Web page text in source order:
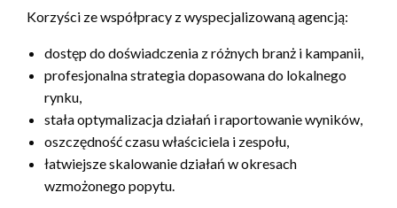
Korzyści ze współpracy z wyspecjalizowaną agencją:
dostęp do doświadczenia z różnych branż i kampanii,
profesjonalna strategia dopasowana do lokalnego
rynku,
stała optymalizacja działań i raportowanie wyników,
oszczędność czasu właściciela i zespołu,
łatwiejsze skalowanie działań w okresach
wzmożonego popytu.